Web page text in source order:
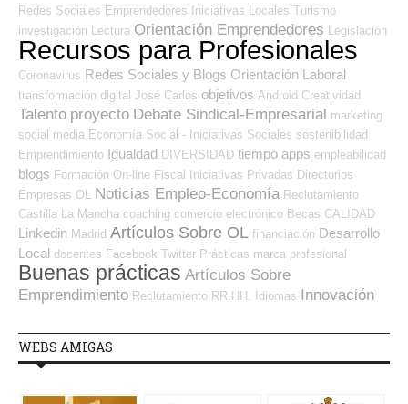
Redes Sociales Emprendedores Iniciativas Locales Turismo
investigación Lectura Orientación Emprendedores Legislación
Recursos para Profesionales
Coronavirus Redes Sociales y Blogs Orientación Laboral
transformación digital José Carlos objetivos Android Creatividad
Talento proyecto Debate Sindical-Empresarial marketing
social media Economía Social - Iniciativas Sociales sostenibilidad
Emprendimiento Igualdad DIVERSIDAD tiempo apps empleabilidad
blogs Formación On-line Fiscal Iniciativas Privadas Directorios
Empresas OL
Noticias Empleo-Economía Reclutamiento
Castilla La Mancha coaching comercio electrónico Becas CALIDAD
Linkedin Madrid Artículos Sobre OL financiación Desarrollo
Local docentes Facebook Twitter Prácticas marca profesional
Buenas prácticas Artículos Sobre
Emprendimiento Reclutamiento RR.HH. Idiomas Innovación
WEBS AMIGAS